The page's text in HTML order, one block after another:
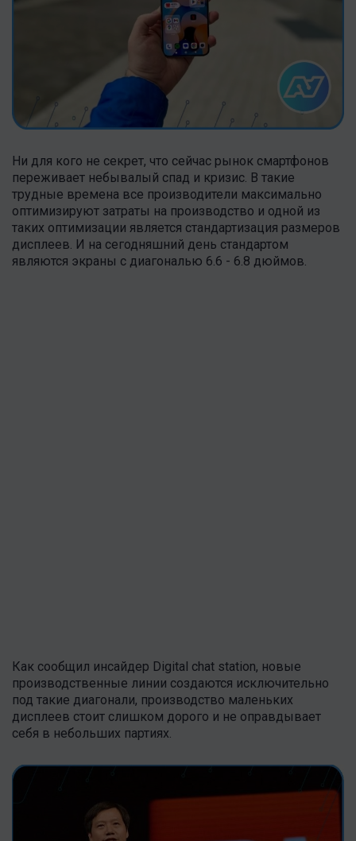
Ни для кого не секрет, что сейчас рынок смартфонов
переживает небывалый спад и кризис. В такие
трудные времена все производители максимально
оптимизируют затраты на производство и одной из
таких оптимизации является стандартизация размеров
дисплеев. И на сегодняшний день стандартом
являются экраны с диагональю 6.6 - 6.8 дюймов.
Как сообщил инсайдер Digital chat station, новые
производственные линии создаются исключительно
под такие диагонали, производство маленьких
дисплеев стоит слишком дорого и не оправдывает
себя в небольших партиях.